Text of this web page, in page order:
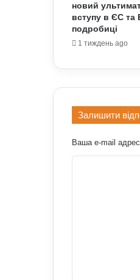
новий
вступу в ЄС та
подробиці
1 тиждень ago
Залишити
Ваша e-mail